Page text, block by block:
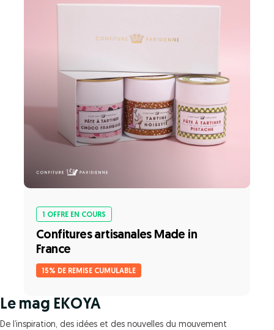
1 OFFRE EN COURS
Confitures artisanales Made in
France
15% DE REMISE CUMULABLE
Le mag EKOYA
De l’inspiration, des idées et des nouvelles du mouvement